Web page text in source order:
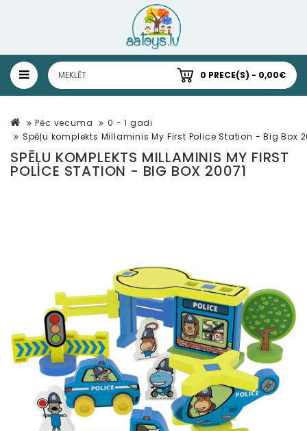
0 PRECE(S) - 0,00€
Pēc vecuma
0 - 1 gadi
Spēļu komplekts Millaminis My First Police Station - Big Box
SPĒĻU KOMPLEKTS MILLAMINIS MY FIRST
POLICE STATION - BIG BOX 20071